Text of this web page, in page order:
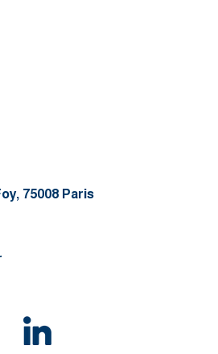
75008 Paris